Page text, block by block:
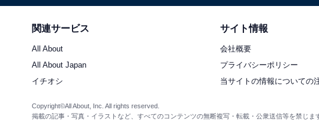
関連サービス
All About
All About Japan
イチオシ
サイト情報
会社概要
プライバシーポリシー
当サイトの情報についての
Copyright©All About, Inc. All rights reserved.
掲載の記事・写真・イラストなど、すべてのコンテンツの無断複写・転載・公衆送信等を禁じま